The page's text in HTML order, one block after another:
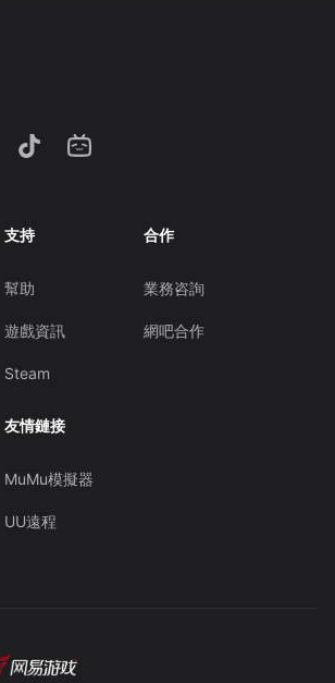
支持
幫助
遊戲資訊
Steam
合作
業務咨詢
網吧合作
友情鏈接
MuMu模擬器
UU遠程